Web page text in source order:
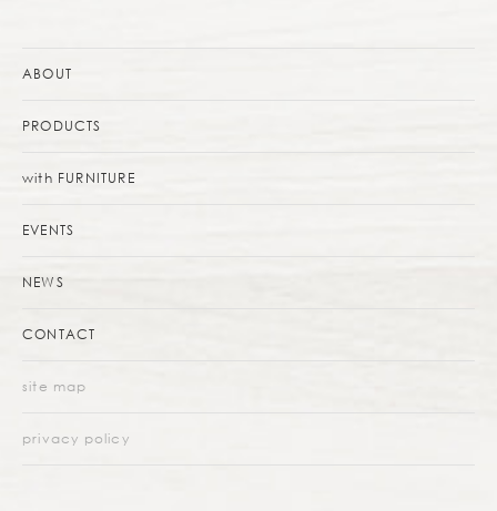
ABOUT
PRODUCTS
with FURNITURE
EVENTS
NEWS
CONTACT
site map
privacy policy